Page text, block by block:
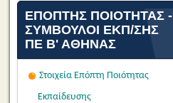
ΕΠΌΠΤΗΣ ΠΟΙΌΤΗΤΑΣ -
ΣΎΜΒΟΥΛΟΙ ΕΚΠ/ΣΗΣ
ΠΕ Β' ΑΘΉΝΑΣ
Στοιχεία Επόπτη Ποιότητας
Εκπαίδευσης